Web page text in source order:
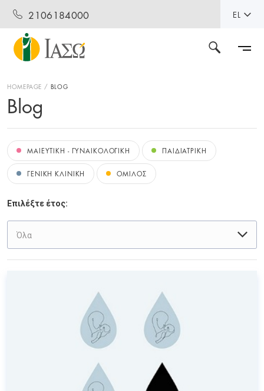
2106184000 EL
HOMEPAGE BLOG
Blog
ΜΑΙΕΥΤΙΚΗ - ΓΥΝΑΙΚΟΛΟΓΙΚΗ ΠΑΙΔΙΑΤΡΙΚΗ
ΓΕΝΙΚΗ ΚΛΙΝΙΚΗ ΟΜΙΛΟΣ
Επιλέξτε έτος:
Όλα